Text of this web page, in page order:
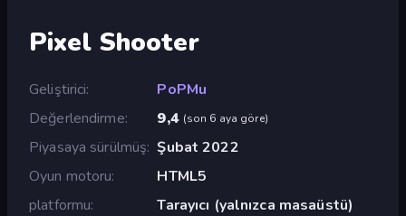
Pixel Shooter
Geliştirici
PoPMu
Değerlendirme
9,4 (son 6 aya göre)
Piyasaya sürülmüş Şubat 2022
Oyun motoru
HTML5
platformu
Tarayıcı (yalnızca masaüstü)